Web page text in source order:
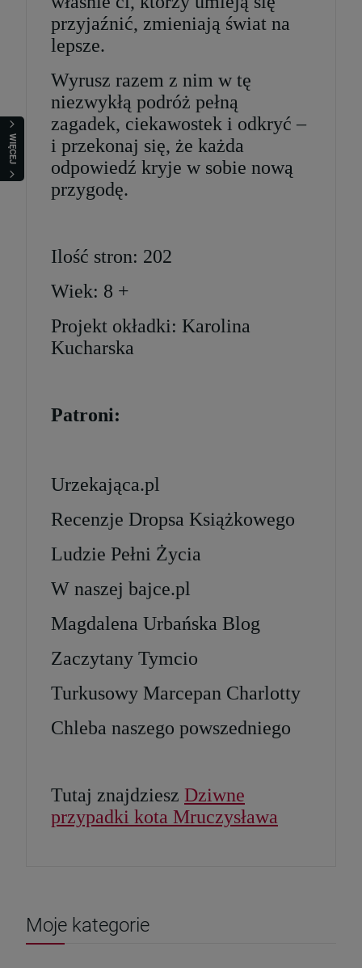
WIĘCEJ
przyjaźnić, zmieniają świat na
lepsze.
Wyrusz razem z nim w tę
niezwykłą podróż pełną
zagadek, ciekawostek i odkryć –
i przekonaj się, że każda
odpowiedź kryje w sobie nową
przygodę.
Ilość stron: 202
Wiek: 8 +
Projekt okładki: Karolina
Kucharska
Patroni:
Urzekająca.pl
Recenzje Dropsa Książkowego
Ludzie Pełni Życia
W naszej bajce.pl
Magdalena Urbańska Blog
Zaczytany Tymcio
Turkusowy Marcepan Charlotty
Chleba naszego powszedniego
Tutaj znajdziesz Dziwne
przypadki kota Mruczysława
Moje kategorie